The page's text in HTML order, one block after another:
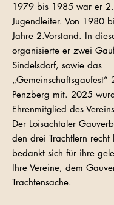
1979 bis 1985 war er
Jugendleiter. Von 1980
Jahre 2.Vorstand. In
organisierte er zwei
Sindelsdorf, sowie das
„Gemeinschaftsgaufest“
Penzberg mit. 2025
Ehrenmitglied des
Der Loisachtaler
den drei Trachtlern recht
bedankt sich für ihre
Ihre Vereine, dem
Trachtensache.